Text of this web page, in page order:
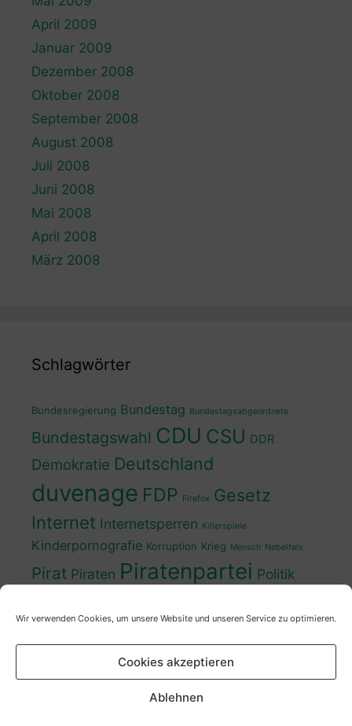
Wir verwenden Cookies, um unsere Website und unseren Service zu optimieren.
Cookies akzeptieren
Ablehnen
April 2009
Januar 2009
Dezember 2008
Oktober 2008
September 2008
August 2008
Juli 2008
Juni 2008
Mai 2008
April 2008
März 2008
Schlagwörter
Bundesregierung Bundestag Bundestagsabgeordnete
Bundestagswahl CDU CSU DDR
Demokratie Deutschland
duvenage FDP Firefox Gesetz
Internet Internetsperren Killerspiele
Kinderpornografie Korruption Krieg Mensch Nebelfels
Pirat Piraten Piratenpartei Politik
Wahlkampf Wahlprogramm Wähler
Zensur Zensursula Überwachung